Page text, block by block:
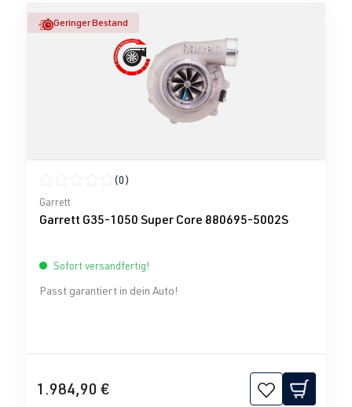
Geringer Bestand
Durchschnittliche Bewertung von 0 von 5 Sternen
(0)
Garrett
Garrett G35-1050 Super Core 880695-5002S
Sofort versandfertig!
Passt garantiert in dein Auto!
1.984,90 €